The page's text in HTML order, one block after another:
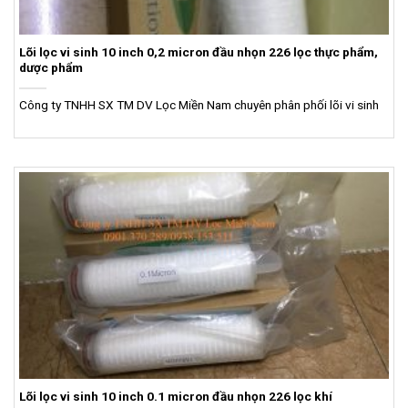
Lõi lọc vi sinh 10 inch 0,2 micron đầu nhọn 226 lọc thực phẩm,
dược phẩm
Công ty TNHH SX TM DV Lọc Miền Nam chuyên phân phối lõi vi sinh
Lõi lọc vi sinh 10 inch 0.1 micron đầu nhọn 226 lọc khí